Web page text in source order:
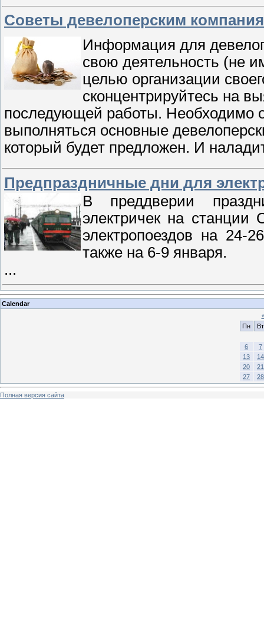
Советы девелоперским
Информация для
свою деятельность (не
целью организации
сконцентрируйтесь на
последующей работы. Необходимо
выполняться основные
который будет предложен. И
Предпраздничные дни для
В преддверии
электричек на станции
электропоездов на 24-
также на 6-9 января.
...
Calendar
Пн
Вт
6
7
13
14
20
21
27
28
Полная версия сайта